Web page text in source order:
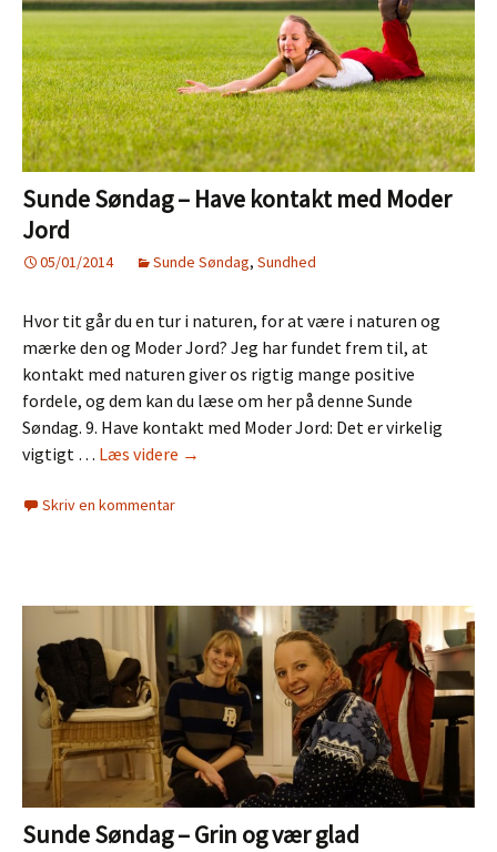
Sunde Søndag – Have kontakt med Moder
Jord
05/01/2014 Sunde Søndag, Sundhed
Hvor tit går du en tur i naturen, for at være i naturen og
mærke den og Moder Jord? Jeg har fundet frem til, at
kontakt med naturen giver os rigtig mange positive
fordele, og dem kan du læse om her på denne Sunde
Søndag. 9. Have kontakt med Moder Jord: Det er virkelig
vigtigt … Læs videre Sunde
Moder
Jord
→
Skriv en kommentar
Sunde Søndag – Grin og vær glad